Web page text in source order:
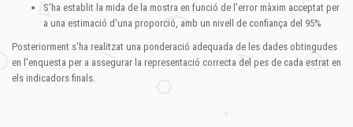
S'ha establit la mida de la mostra en funció de l'error màxim acceptat per
a una estimació d'una proporció, amb un nivell de confiança del 95%
Posteriorment s'ha realitzat una ponderació adequada de les dades obtingudes
en l'enquesta per a assegurar la representació correcta del pes de cada estrat en
els indicadors finals.